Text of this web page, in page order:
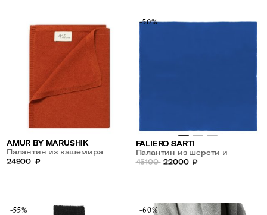
AMUR BY MARUSHIK
Палантин из кашемира
24900 ₽
-50%
FALIERO SARTI
Палантин из шерсти и
кашемира
45100 22000 ₽
-55% -60%